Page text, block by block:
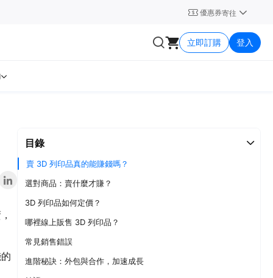
優惠券寄往
立即訂購 登入
目錄
賣 3D 列印品真的能賺錢嗎？
選對商品：賣什麼才賺？
3D 列印品如何定價？
哪裡線上販售 3D 列印品？
常見銷售錯誤
進階秘訣：外包與合作，加速成長